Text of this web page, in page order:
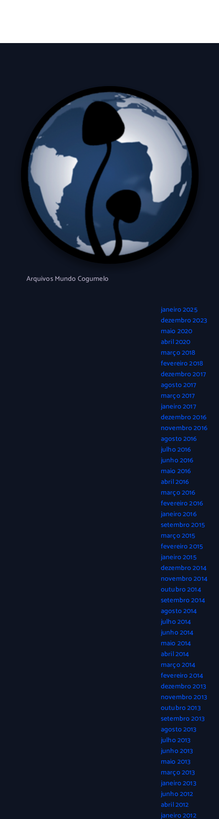
Arquivos Mundo Cogumelo
janeiro 2025
dezembro 2023
maio 2020
abril 2020
março 2018
fevereiro 2018
dezembro 2017
agosto 2017
março 2017
janeiro 2017
dezembro 2016
novembro 2016
agosto 2016
julho 2016
junho 2016
maio 2016
abril 2016
março 2016
fevereiro 2016
janeiro 2016
setembro 2015
março 2015
fevereiro 2015
janeiro 2015
dezembro 2014
novembro 2014
outubro 2014
setembro 2014
agosto 2014
julho 2014
junho 2014
maio 2014
abril 2014
março 2014
fevereiro 2014
dezembro 2013
novembro 2013
outubro 2013
setembro 2013
agosto 2013
julho 2013
junho 2013
maio 2013
março 2013
janeiro 2013
junho 2012
abril 2012
janeiro 2012